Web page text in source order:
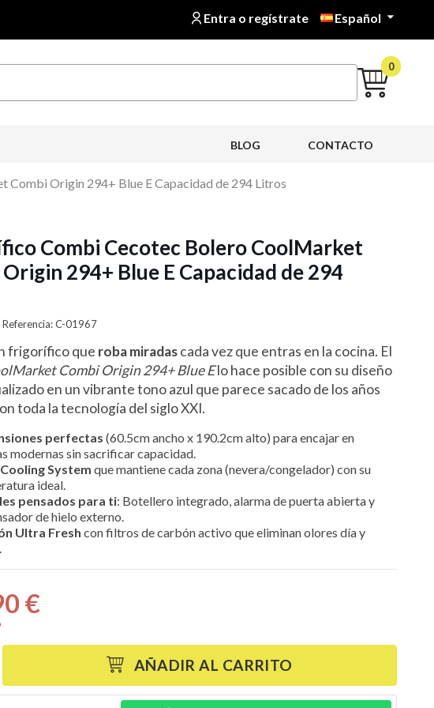
Entra o regístrate Español 
0
CONTACTO
BLOG
Origin 294+ Blue E Capacidad de 294 Litros
Combi Cecotec Bolero CoolMarket
294+ Blue E Capacidad de 294
Referencia: C-01967
frigorífico que roba miradascada vez que entras en la cocina. El
Combi Origin 294+ Blue Elo hace posible con su diseño
en un vibrante tono azul que parece sacado de los años
toda la tecnología del siglo XXI.
perfectas (60.5cm ancho x 190.2cm alto) para encajar en
modernas sin sacrificar capacidad.
System que mantiene cada zona (nevera/congelador) con su
ideal.
pensados para ti: Botellero integrado, alarma de puerta abierta y
de hielo externo.
Ultra Fresh con filtros de carbón activo que eliminan olores día y
€
AÑADIR AL CARRITO